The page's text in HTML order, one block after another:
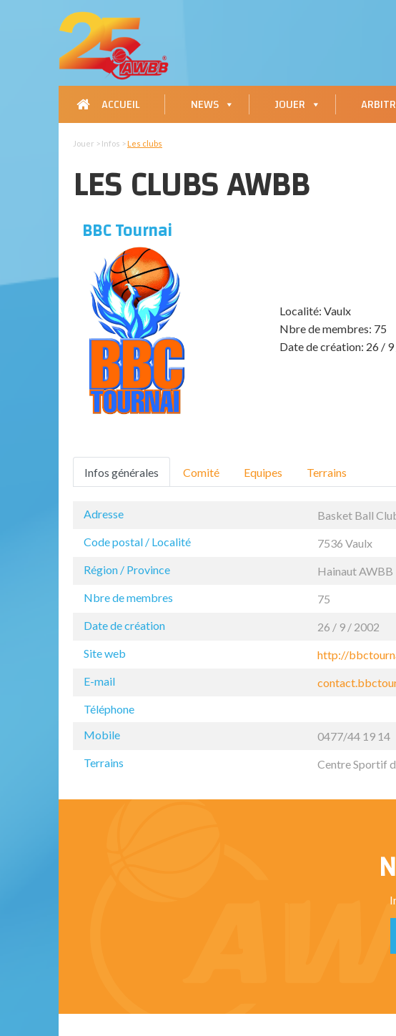
ACCUEIL NEWS JOUER
Jouer > Infos >Les clubs
LES CLUBS AWBB
BBC Tournai
Localité: Vaulx
Nbre de membres: 75
Date de création: 26 /
Infos générales Comité Equipes Terrains
Adresse
Basket Ball
Code postal / Localité
7536 Vaulx
Région / Province
Hainaut AWBB
Nbre de membres
75
Date de création
26 / 9 / 2002
Site web
http://
E-mail
Téléphone
Mobile
0477/44 19 14
Terrains
Centre Sportif